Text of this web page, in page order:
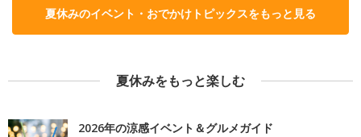
夏休みのイベント・おでかけトピックスをもっと見る
夏休みをもっと楽しむ
2026年の涼感イベント＆グルメガイド